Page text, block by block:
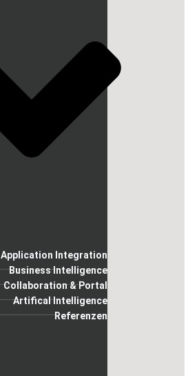
Application Integration
Business Intelligence
Collaboration & Portal
Artifical Intelligence
Referenzen